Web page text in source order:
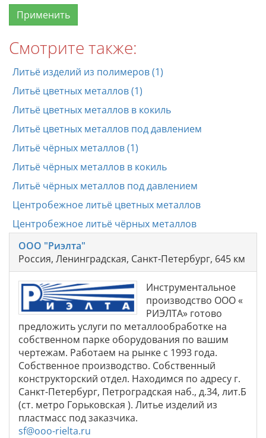
Смотрите также:
Литьё изделий из полимеров (1)
Литьё цветных металлов (1)
Литьё цветных металлов в кокиль
Литьё цветных металлов под давлением
Литьё чёрных металлов (1)
Литьё чёрных металлов в кокиль
Литьё чёрных металлов под давлением
Центробежное литьё цветных металлов
Центробежное литьё чёрных металлов
ООО "Риэлта"
Россия, Ленинградская, Санкт-Петербург, 645 км
Инструментальное
производство ООО «
РИЭЛТА» готово
предложить услуги по металлообработке на
собственном парке оборудования по вашим
чертежам. Работаем на рынке с 1993 года.
Собственное производство. Собственный
конструкторский отдел. Находимся по адресу г.
Санкт-Петербург, Петроградская наб., д.34, лит.Б
(ст. метро Горьковская ). Литье изделий из
пластмасс под заказчика.
sf@ooo-rielta.ru